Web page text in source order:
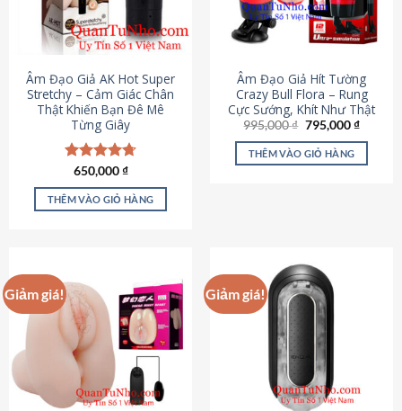
Âm Đạo Giả AK Hot Super
Stretchy – Cảm Giác Chân
Thật Khiến Bạn Đê Mê
Từng Giây
Được xếp
hạng4.75
5 sao
650,000₫
THÊM VÀO GIỎ HÀNG
Âm Đạo Giả Hít Tường
Crazy Bull Flora – Rung
Cực Sướng, Khít Như Thật
995,000₫ Giá
là:
995,000 ₫.
795,000₫Giá
tại
THÊM VÀO GIỎ HÀNG
Giảm giá! Giảm giá!